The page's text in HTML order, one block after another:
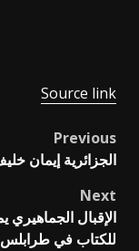
Source link
Post
navigation
Previous
الجزائرية إيمان
Next
الإقبال الجماهيري
للكتاب في طرابلس لــــــ